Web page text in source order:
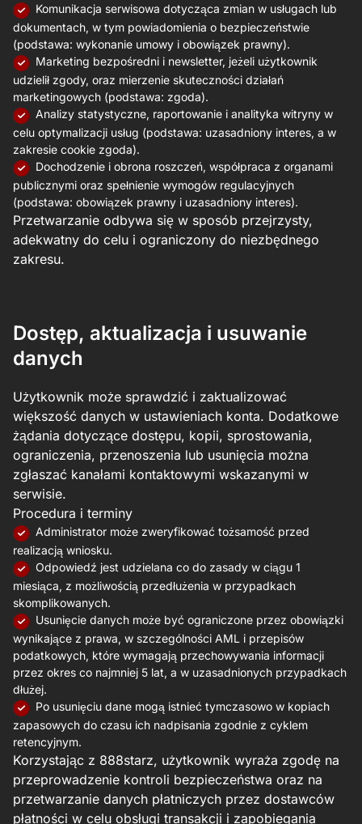
Komunikacja serwisowa dotycząca zmian w usługach lub
dokumentach, w tym powiadomienia o bezpieczeństwie
(podstawa: wykonanie umowy i obowiązek prawny).
Marketing bezpośredni i newsletter, jeżeli użytkownik
udzielił zgody, oraz mierzenie skuteczności działań
marketingowych (podstawa: zgoda).
Analizy statystyczne, raportowanie i analityka witryny w
celu optymalizacji usług (podstawa: uzasadniony interes, a w
zakresie cookie zgoda).
Dochodzenie i obrona roszczeń, współpraca z organami
publicznymi oraz spełnienie wymogów regulacyjnych
(podstawa: obowiązek prawny i uzasadniony interes).
Przetwarzanie odbywa się w sposób przejrzysty,
adekwatny do celu i ograniczony do niezbędnego
zakresu.
Dostęp, aktualizacja i usuwanie
danych
Użytkownik może sprawdzić i zaktualizować
większość danych w ustawieniach konta. Dodatkowe
żądania dotyczące dostępu, kopii, sprostowania,
ograniczenia, przenoszenia lub usunięcia można
zgłaszać kanałami kontaktowymi wskazanymi w
serwisie.
Procedura i terminy
Administrator może zweryfikować tożsamość przed
realizacją wniosku.
Odpowiedź jest udzielana co do zasady w ciągu 1
miesiąca, z możliwością przedłużenia w przypadkach
skomplikowanych.
Usunięcie danych może być ograniczone przez obowiązki
wynikające z prawa, w szczególności AML i przepisów
podatkowych, które wymagają przechowywania informacji
przez okres co najmniej 5 lat, a w uzasadnionych przypadkach
dłużej.
Po usunięciu dane mogą istnieć tymczasowo w kopiach
zapasowych do czasu ich nadpisania zgodnie z cyklem
retencyjnym.
Korzystając z 888starz, użytkownik wyraża zgodę na
przeprowadzenie kontroli bezpieczeństwa oraz na
przetwarzanie danych płatniczych przez dostawców
płatności w celu obsługi transakcji i zapobiegania